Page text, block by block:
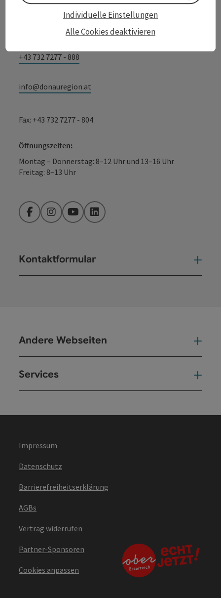
Lindengasse 9
+43 732 7277 - 888
info@donauregion.at
Fax: +43 732 7277 - 804
Öffnungszeiten:
Montag – Donnerstag: 8–12 Uhr und 13–16 Uhr
Freitag: 8–13 Uhr
FacebookInstagramYouTubeLinkedIn
Kontaktformular
Andere Webseiten
Services
Impressum
Datenschutz
Barrierefreiheitserklärung
AGBs
Vertrag widerrufen
Partner-Sponsoren
Cookies anpassen
Alle Cookies deaktivieren
Individuelle Einstellungen